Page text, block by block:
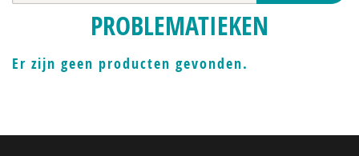
Bob Austmann
Naima Azough
Corrie Baas
Maria Baltag
PROBLEMATIEKEN
Er zijn geen producten gevonden.